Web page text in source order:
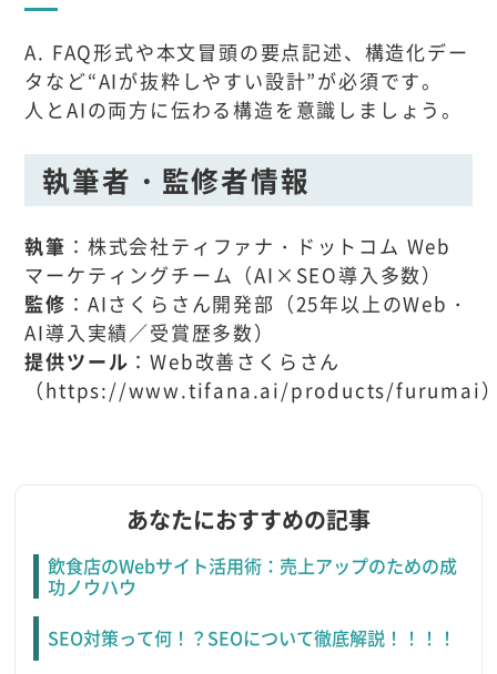
A. FAQ形式や本文冒頭の要点記述、構造化デー
タなど“AIが抜粋しやすい設計”が必須です。
人とAIの両方に伝わる構造を意識しましょう。
執筆者・監修者情報
執筆 ：株式会社ティファナ・ドットコム Web
マーケティングチーム（AI×SEO導入多数）
監修 ：AIさくらさん開発部（25年以上のWeb・
AI導入実績／受賞歴多数）
提供ツール ：Web改善さくらさん
（https://www.tifana.ai/products/furumai
あなたにおすすめの記事
飲食店のWebサイト活用術：売上アップのための成
功ノウハウ
SEO対策って何！？SEOについて徹底解説！！！！